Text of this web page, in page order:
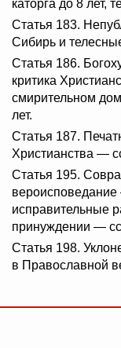
каторга до 8 лет,
Статья 183.
Сибирь и
Статья 186.
критика
смирительном
лет.
Статья 187.
Христианства —
Статья 195.
исправительные
принуждении —
Статья 198.
в Православной